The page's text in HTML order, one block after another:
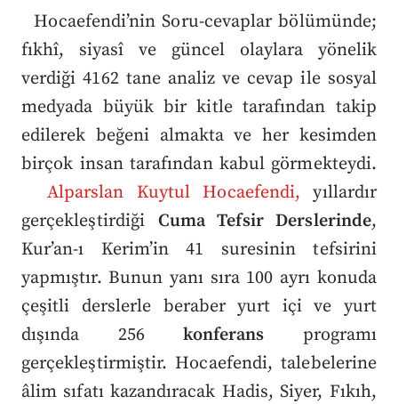
Hocaefendi’nin Soru-cevaplar bölümünde;
fıkhî, siyasî ve güncel olaylara yönelik
verdiği 4162 tane analiz ve cevap ile sosyal
medyada büyük bir kitle tarafından takip
edilerek beğeni almakta ve her kesimden
birçok insan tarafından kabul görmekteydi.
Alparslan Kuytul Hocaefendi, yıllardır
gerçekleştirdiği Cuma Tefsir Derslerinde,
Kur’an-ı Kerim’in 41 suresinin tefsirini
yapmıştır. Bunun yanı sıra 100 ayrı konuda
çeşitli derslerle beraber yurt içi ve yurt
dışında 256 konferans programı
gerçekleştirmiştir. Hocaefendi, talebelerine
âlim sıfatı kazandıracak Hadis, Siyer, Fıkıh,